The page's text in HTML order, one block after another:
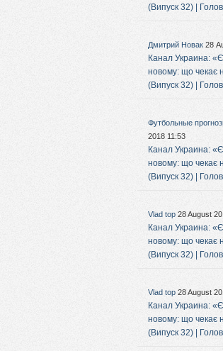
(Випуск 32) |
Дмитрий Новак 28
Канал Украина:
новому: що чекає
(Випуск 32) |
Футбольные
2018 11:53
Канал Украина:
новому: що чекає
(Випуск 32) |
Vlad top 28 August
Канал Украина:
новому: що чекає
(Випуск 32) |
Vlad top 28 August
Канал Украина:
новому: що чекає
(Випуск 32) |